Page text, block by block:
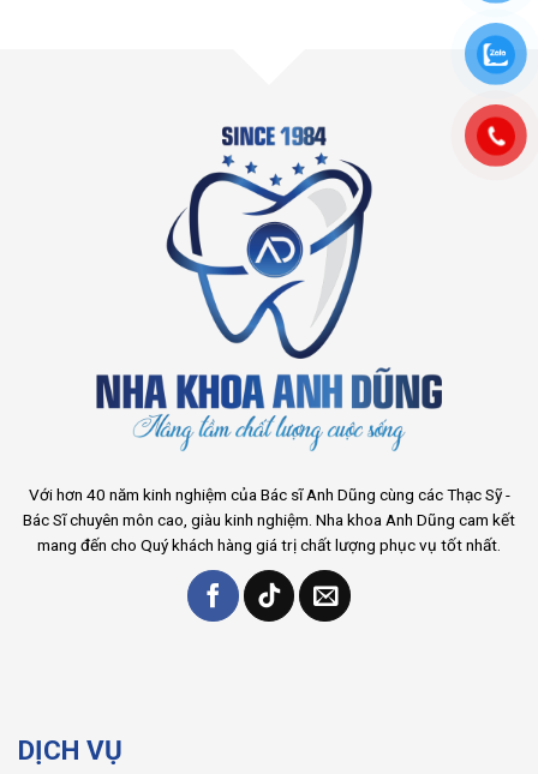
Với hơn 40 năm kinh nghiệm của Bác sĩ Anh Dũng cùng các Thạc Sỹ -
Bác Sĩ chuyên môn cao, giàu kinh nghiệm. Nha khoa Anh Dũng cam kết
mang đến cho Quý khách hàng giá trị chất lượng phục vụ tốt nhất.
DỊCH VỤ